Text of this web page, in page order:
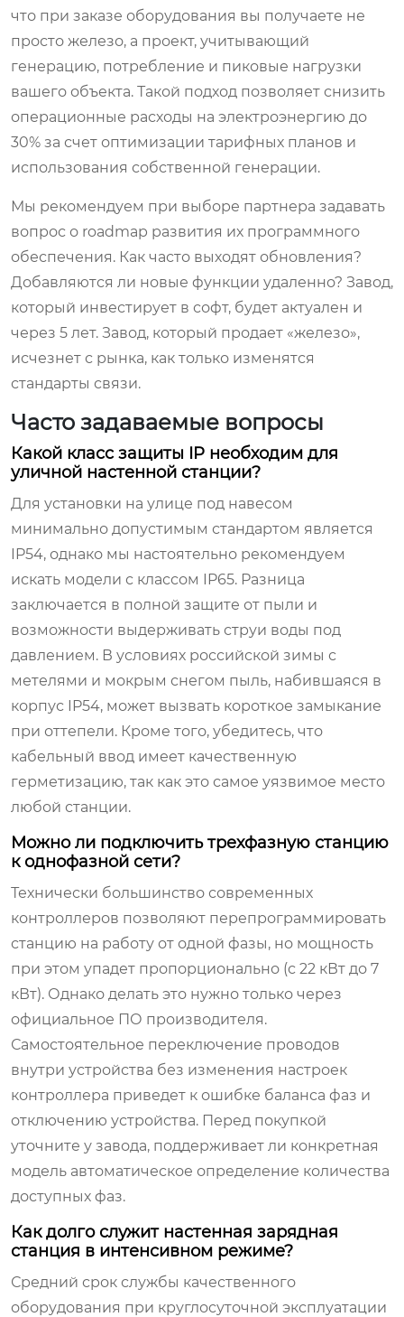
что при заказе оборудования вы получаете не
просто железо, а проект, учитывающий
генерацию, потребление и пиковые нагрузки
вашего объекта. Такой подход позволяет снизить
операционные расходы на электроэнергию до
30% за счет оптимизации тарифных планов и
использования собственной генерации.
Мы рекомендуем при выборе партнера задавать
вопрос о roadmap развития их программного
обеспечения. Как часто выходят обновления?
Добавляются ли новые функции удаленно? Завод,
который инвестирует в софт, будет актуален и
через 5 лет. Завод, который продает «железо»,
исчезнет с рынка, как только изменятся
стандарты связи.
Часто задаваемые вопросы
Какой класс защиты IP необходим для
уличной настенной станции?
Для установки на улице под навесом
минимально допустимым стандартом является
IP54, однако мы настоятельно рекомендуем
искать модели с классом IP65. Разница
заключается в полной защите от пыли и
возможности выдерживать струи воды под
давлением. В условиях российской зимы с
метелями и мокрым снегом пыль, набившаяся в
корпус IP54, может вызвать короткое замыкание
при оттепели. Кроме того, убедитесь, что
кабельный ввод имеет качественную
герметизацию, так как это самое уязвимое место
любой станции.
Можно ли подключить трехфазную станцию
к однофазной сети?
Технически большинство современных
контроллеров позволяют перепрограммировать
станцию на работу от одной фазы, но мощность
при этом упадет пропорционально (с 22 кВт до 7
кВт). Однако делать это нужно только через
официальное ПО производителя.
Самостоятельное переключение проводов
внутри устройства без изменения настроек
контроллера приведет к ошибке баланса фаз и
отключению устройства. Перед покупкой
уточните у завода, поддерживает ли конкретная
модель автоматическое определение количества
доступных фаз.
Как долго служит настенная зарядная
станция в интенсивном режиме?
Средний срок службы качественного
оборудования при круглосуточной эксплуатации